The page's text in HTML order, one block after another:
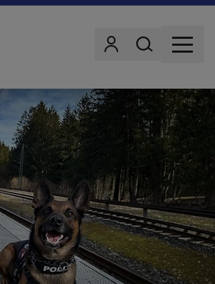
Benutzer
Wonach suchst
MENU